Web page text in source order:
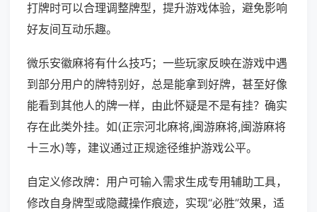
打牌时可以合理调整牌型，提升游戏体验，避免影响
好友间互动乐趣。
微乐安徽麻将有什么技巧；一些玩家反映在游戏中遇
到部分用户的牌特别好，总是能拿到好牌，甚至好像
能看到其他人的牌一样，由此怀疑是不是有挂？确实
存在此类外挂。如(正宗河北麻将,闽游麻将,闽游麻将
十三水)等，建议通过正规途径维护游戏公平。
自定义修改牌：用户可输入需求生成专用辅助工具，
修改自身牌型或隐藏操作痕迹，实现“必胜”效果，适